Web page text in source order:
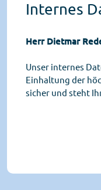
Internes
Herr Dietmar
Unser internes
Einhaltung der
sicher und steht